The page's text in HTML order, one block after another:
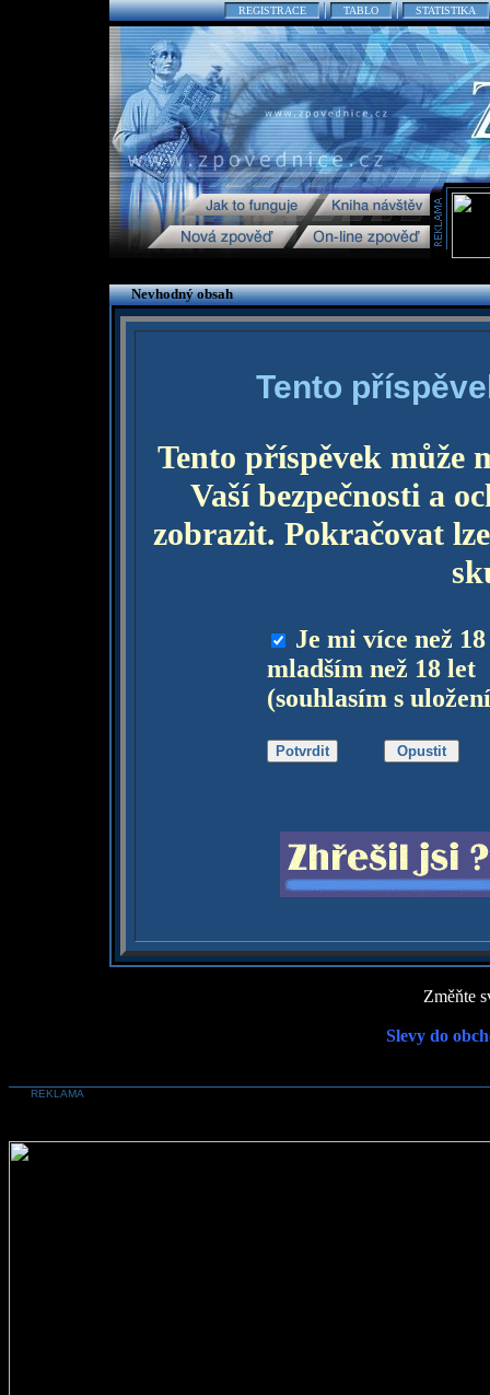
REGISTRACE TABLO STATISTIKA
Nevhodný obsah
Tento
Tento příspěvek může
Vaší bezpečnosti a
zobrazit. Pokračovat
Je mi více než
mladším než 18 let
(souhlasím s
Změňte
Slevy do
REKLAMA